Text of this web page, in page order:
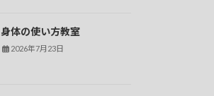
身体の使い方教室
2026年7月23日